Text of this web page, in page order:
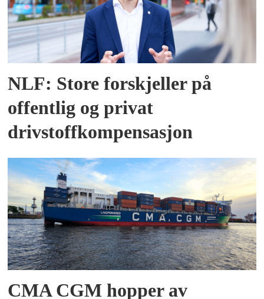
NLF: Store forskjeller på
offentlig og privat
drivstoffkompensasjon
CMA CGM hopper av